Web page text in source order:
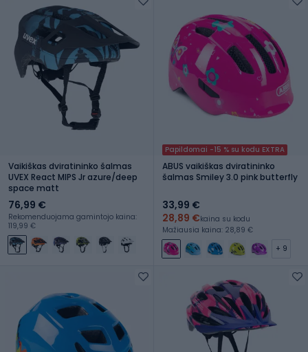
Vaikiškas dviratininko šalmas
UVEX React MIPS Jr azure/deep
space matt
76,99 €
Rekomenduojama gamintojo kaina:
119,99 €
Papildomai -15 % su kodu EXTRA
ABUS vaikiškas dviratininko
šalmas Smiley 3.0 pink butterfly
33,99 €
28,89 €kaina su kodu
Mažiausia kaina: 28,89 €
+ 9